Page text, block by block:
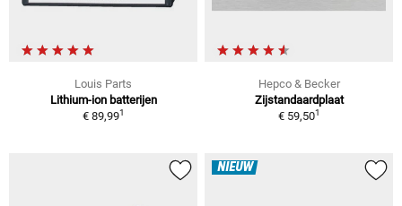
Louis Parts
Lithium-ion batterijen
€ 89,991
Hepco & Becker
Zijstandaardplaat
€ 59,501
NIEUW